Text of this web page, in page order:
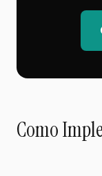
Como